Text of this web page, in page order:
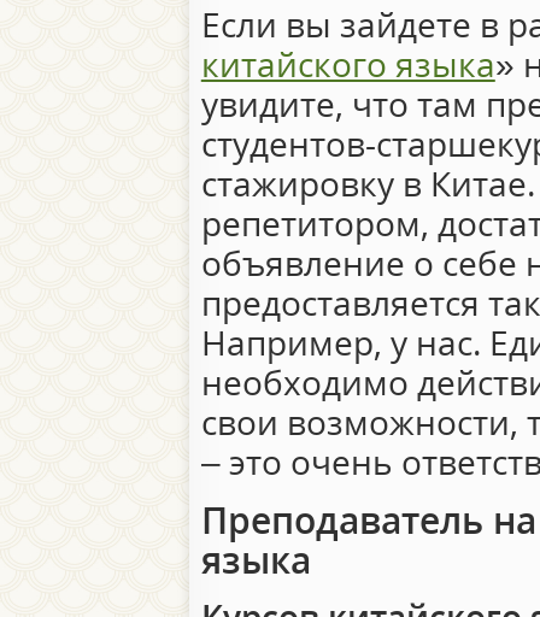
Если вы зайдете в
китайского языка»
увидите, что там
студентов-
стажировку в
репетитором,
объявление о себе
предоставляется
Например, у нас.
необходимо
свои возможности,
– это очень
Преподаватель
языка